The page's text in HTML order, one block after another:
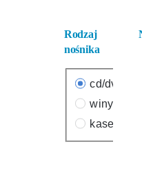
Rodzaj
nośnika
cd/dvd
winyle
kasety